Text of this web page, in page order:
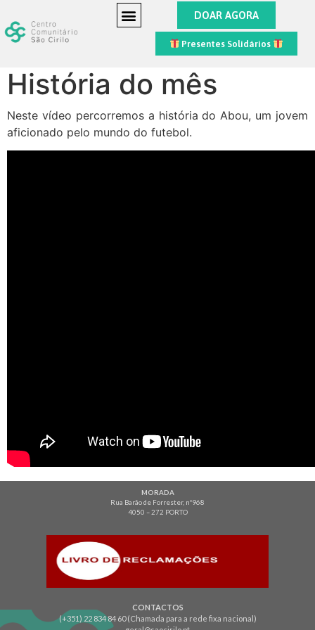
DOAR AGORA
Presentes Solidários
História do mês
Neste vídeo percorremos a história do Abou, um jovem
aficionado pelo mundo do futebol.
MORADA
Rua Barão de Forrester, nº968
4050 – 272 PORTO
CONTACTOS
(+351) 22 834 84 60 (Chamada para a rede fixa nacional)